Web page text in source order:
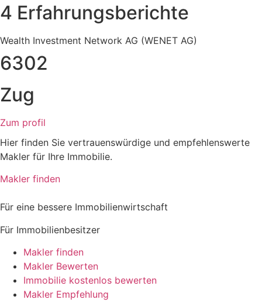
4 Erfahrungsberichte
Wealth Investment Network AG (WENET AG)
6302
Zug
Zum profil
Hier finden Sie vertrauenswürdige und empfehlenswerte
Makler für Ihre Immobilie.
Makler finden
Für eine bessere Immobilienwirtschaft
Für Immobilienbesitzer
Makler finden
Makler Bewerten
Immobilie kostenlos bewerten
Makler Empfehlung